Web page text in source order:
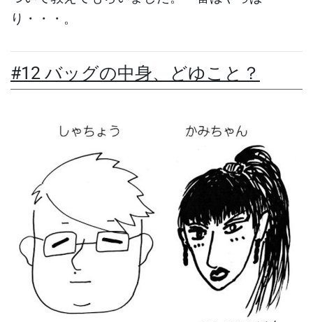
り・・・。
#12 バッグの中身、どゆこと？